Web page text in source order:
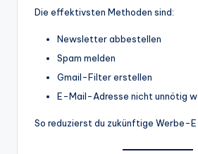
Die effektivsten Methoden sind:
Newsletter abbestellen
Spam melden
Gmail-Filter erstellen
E-Mail-Adresse nicht unnötig
So reduzierst du zukünftige Werbe-